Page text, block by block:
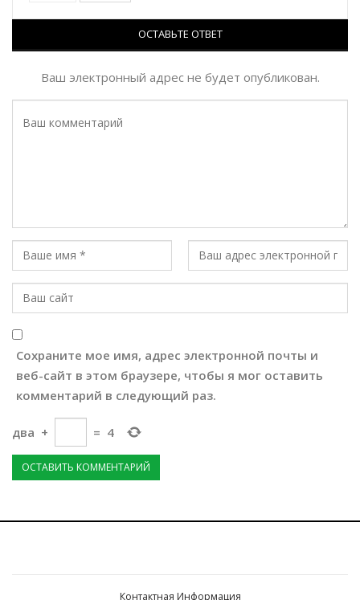
ОСТАВЬТЕ ОТВЕТ
Ваш электронный адрес не будет опубликован.
Сохраните мое имя, адрес электронной почты и
веб-сайт в этом браузере, чтобы я мог оставить
комментарий в следующий раз.
два + = 4
Контактная Информация